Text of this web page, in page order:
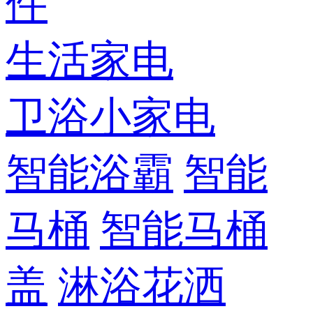
生活家电
卫浴小家电
智能浴霸 智能
马桶 智能马桶
盖 淋浴花洒